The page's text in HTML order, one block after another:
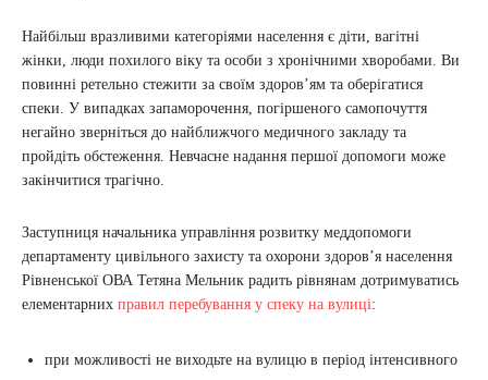
Найбільш вразливими категоріями населення є діти, вагітні
жінки, люди похилого віку та особи з хронічними хворобами. Ви
повинні ретельно стежити за своїм здоров’ям та оберігатися
спеки. У випадках запаморочення, погіршеного самопочуття
негайно зверніться до найближчого медичного закладу та
пройдіть обстеження. Невчасне надання першої допомоги може
закінчитися трагічно.
Заступниця начальника управління розвитку меддопомоги
департаменту цивільного захисту та охорони здоров’я населення
Рівненської ОВА Тетяна Мельник радить рівнянам дотримуватись
елементарних правил перебування у спеку на вулиці:
при можливості не виходьте на вулицю в період інтенсивного